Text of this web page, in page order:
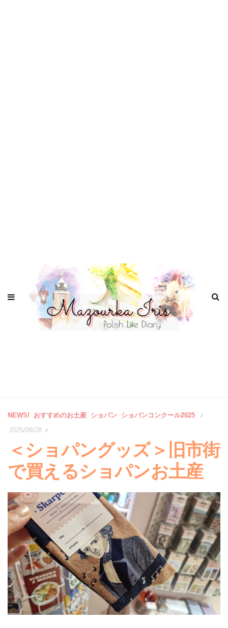
NEWS! おすすめのお土産 ショパン ショパンコンクール2025 /
2025/09/28 /
＜ショパングッズ＞旧市街
で買えるショパンお土産